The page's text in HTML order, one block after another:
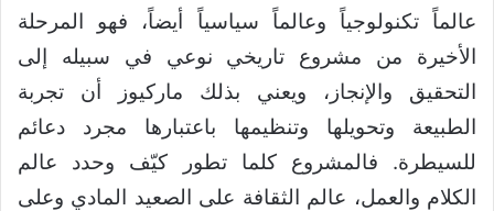
عالماً تكنولوجياً وعالماً سياسياً أيضاً، فهو المرحلة
الأخيرة من مشروع تاريخي نوعي في سبيله إلى
التحقيق والإنجاز، ويعني بذلك ماركيوز أن تجربة
الطبيعة وتحويلها وتنظيمها باعتبارها مجرد دعائم
للسيطرة. فالمشروع كلما تطور كيّف وحدد عالم
الكلام والعمل، عالم الثقافة على الصعيد المادي وعلى